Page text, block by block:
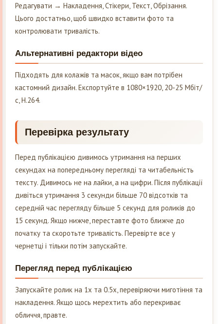
Редагувати → Накладення, Стікери, Текст, Обрізання.
Цього достатньо, щоб швидко вставити фото та
контролювати тривалість.
Альтернативні редактори відео
Підходять для колажів та масок, якщо вам потрібен
кастомний дизайн. Експортуйте в 1080×1920, 20-25 Мбіт/
с, H.264.
Перевірка результату
Перед публікацією дивимось утримання на перших
секундах на попередньому перегляді та читабельність
тексту. Дивимось не на лайки, а на цифри. Після публікації
дивіться утримання 3 секунди більше 70 відсотків та
середній час перегляду більше 5 секунд для роликів до
15 секунд. Якщо нижче, переставте фото ближче до
початку та скоротьте тривалість. Перевірте все у
чернетці і тільки потім запускайте.
Перегляд перед публікацією
Запускайте ролик на 1x та 0.5x, перевіряючи миготіння та
накладення. Якщо щось мерехтить або перекриває
обличчя, правте.